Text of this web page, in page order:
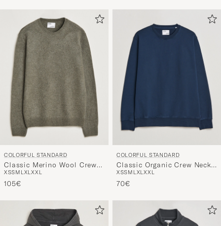
COLORFUL STANDARD
Classic Merino Wool Crew
Neck Dusty Olive
XSSM LXLXXL
105€
COLORFUL STANDARD
Classic Organic Crew Neck
Sweat Navy Blue
XSSM LXLXXL
70€